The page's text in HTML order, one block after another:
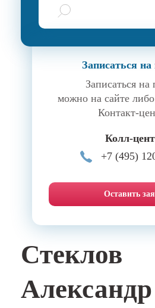
Стеклов
Александр
Записаться
Записаться на
можно на сайте
Контакт-
Колл-
+7 (495)
Оставить